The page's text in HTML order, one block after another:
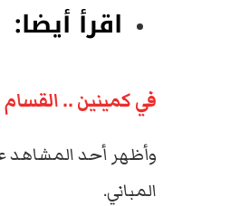
اقرأ أيضا:
في كمينين ..
وأظهر أحد المشاهد
المباني.